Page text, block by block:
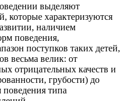
выделяют
которые характеризуются
наличием
поведения,
поступков таких детей,
весьма велик: от
отрицательных качеств и
грубости) до
типа